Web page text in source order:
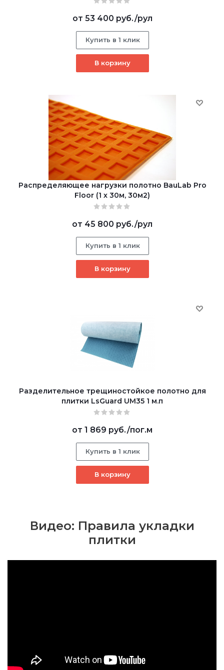
от 53 400 руб./рул
Купить в 1 клик
В корзину
Распределяющее нагрузки полотно BauLab Pro
Floor (1 х 30м, 30м2)
от 45 800 руб./рул
Купить в 1 клик
В корзину
Разделительное трещиностойкое полотно для
плитки LsGuard UM35 1 м.п
от 1 869 руб./пог.м
Купить в 1 клик
В корзину
Видео: Правила укладки
плитки